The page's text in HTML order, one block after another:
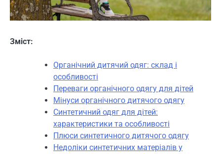
Зміст:
Органічний дитячий одяг: склад і
особливості
Переваги органічного одягу для дітей
Мінуси органічного дитячого одягу
Синтетичний одяг для дітей:
характеристики та особливості
Плюси синтетичного дитячого одягу
Недоліки синтетичних матеріалів у